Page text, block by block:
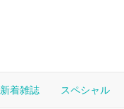
新着雑誌 スペシャル